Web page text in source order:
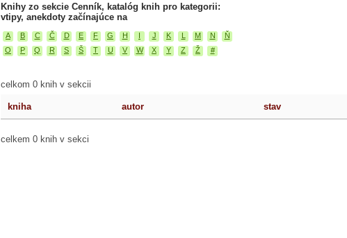
Knihy zo sekcie Cenník, katalóg knih pro kategorii:
vtipy, anekdoty začínajúce na
A B C Č D E F G H J K M N
Ň
O
P Q R S Š T U V W X Y Z Ž #
celkom 0 knih v sekcii
kniha autor stav
celkem 0 knih v sekci